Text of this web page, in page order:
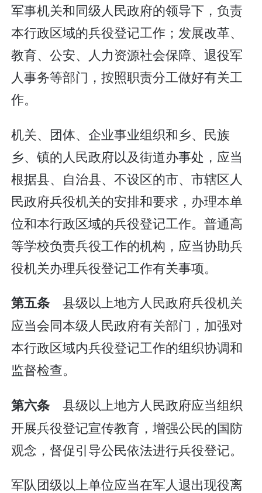
军事机关和同级人民政府的领导下，负责
本行政区域的兵役登记工作；发展改革、
教育、公安、人力资源社会保障、退役军
人事务等部门，按照职责分工做好有关工
作。
机关、团体、企业事业组织和乡、民族
乡、镇的人民政府以及街道办事处，应当
根据县、自治县、不设区的市、市辖区人
民政府兵役机关的安排和要求，办理本单
位和本行政区域的兵役登记工作。普通高
等学校负责兵役工作的机构，应当协助兵
役机关办理兵役登记工作有关事项。
第五条县级以上地方人民政府兵役机关
应当会同本级人民政府有关部门，加强对
本行政区域内兵役登记工作的组织协调和
监督检查。
第六条县级以上地方人民政府应当组织
开展兵役登记宣传教育，增强公民的国防
观念，督促引导公民依法进行兵役登记。
军队团级以上单位应当在军人退出现役离